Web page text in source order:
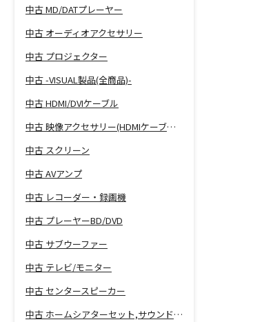
中古 MD/DATプレーヤー
中古 オーディオアクセサリー
中古 プロジェクター
中古 -VISUAL製品(全商品)-
中古 HDMI/DVIケーブル
中古 映像アクセサリー(HDMIケーブル等)
中古 スクリーン
中古 AVアンプ
中古 レコーダー・録画機
中古 プレーヤーBD/DVD
中古 サブウーファー
中古 テレビ/モニター
中古 センタースピーカー
中古 ホームシアターセット,サウンドバー